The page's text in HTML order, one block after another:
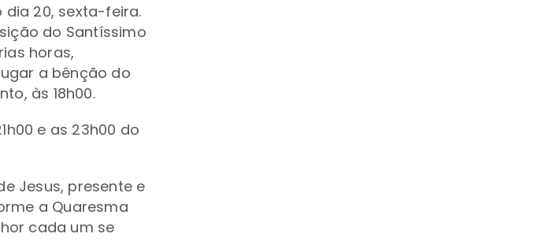
20, sexta-feira.
do Santíssimo
horas,
a bênção do
às 18h00.
e as 23h00 do
Jesus, presente e
a Quaresma
cada um se